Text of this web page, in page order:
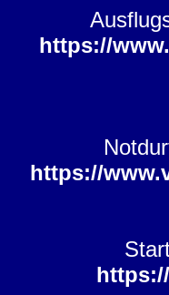
https://
https://